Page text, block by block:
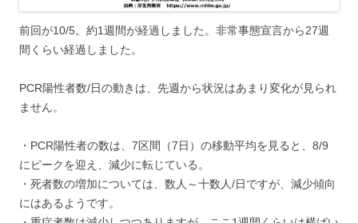
前回が10/5。約1週間が経過しました。非常事態宣言から27週
間くらい経過しました。
PCR陽性者数/日の動きは、先週から状況はあまり変化が見られ
ません。
・PCR陽性者の数は、7区間（7日）の移動平均を見ると、8/9
にピークを迎え、減少に転じている。
・死者数の増加については、数人～十数人/日ですが、減少傾向
にはあるようです。